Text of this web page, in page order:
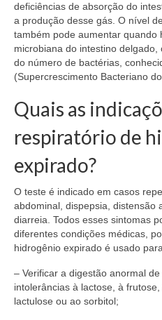
deficiências de absorção do
a produção desse gás. O nível
também pode aumentar quando
microbiana do intestino
do número de bactérias,
(Supercrescimento Bacteriano
Quais as
respiratório de
expirado?
O teste é indicado em casos
abdominal, dispepsia, distensão
diarreia. Todos esses sintomas
diferentes condições médicas,
hidrogênio expirado é usado
– Verificar a digestão anormal
intolerâncias à lactose, à
lactulose ou ao sorbitol;